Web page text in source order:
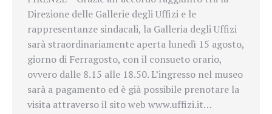
Direzione delle Gallerie degli Uffizi e le
rappresentanze sindacali, la Galleria degli Uffizi
sarà straordinariamente aperta lunedì 15 agosto,
giorno di Ferragosto, con il consueto orario,
ovvero dalle 8.15 alle 18.50. L’ingresso nel museo
sarà a pagamento ed è già possibile prenotare la
visita attraverso il sito web www.uffizi.it…